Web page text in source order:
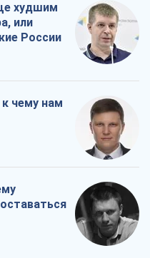
худшим
или
России
чему нам